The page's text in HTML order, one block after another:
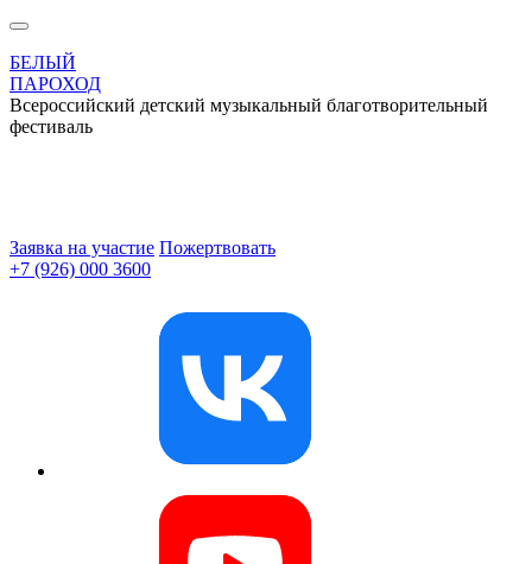
БЕЛЫЙ
ПАРОХОД
Всероссийский детский музыкальный благотворительный
фестиваль
Заявка на участие Пожертвовать
+7 (926) 000 3600